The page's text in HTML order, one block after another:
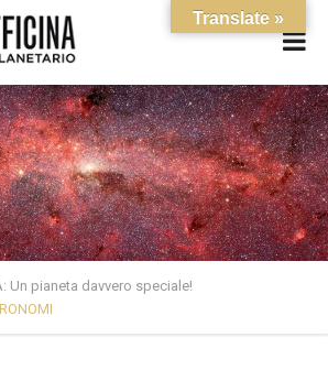
Un pianeta davvero speciale!
Translate »